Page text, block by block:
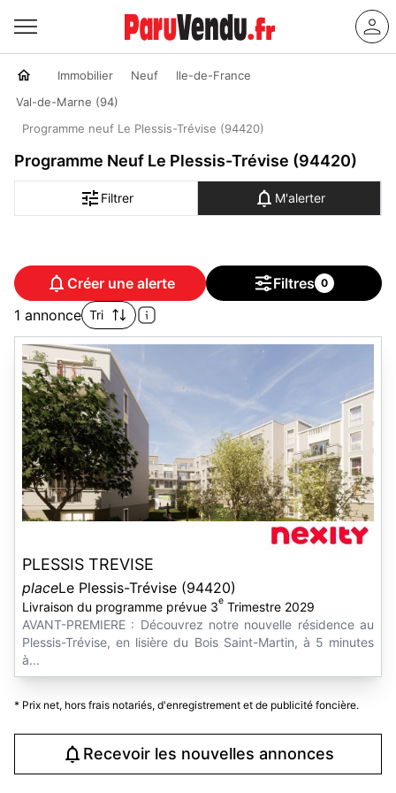
Immobilier Neuf
Ile-de-France
Val-de-Marne (94)
Programme neuf Le Plessis-Trévise (94420)
Programme Neuf Le Plessis-Trévise (94420)
Filtrer M'alerter
Créer une alerte Filtres 0
1 annonce Tri
PLESSIS TREVISE
placeLe Plessis-Trévise (94420)
Livraison du programme prévue 3e Trimestre 2029
AVANT-PREMIERE : Découvrez notre nouvelle résidence au
Plessis-Trévise, en lisière du Bois Saint-Martin, à 5 minutes
à...
* Prix net, hors frais notariés, d'enregistrement et de publicité foncière.
Recevoir les nouvelles annonces